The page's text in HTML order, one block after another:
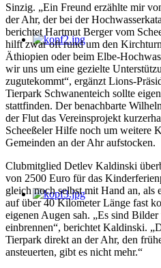
Sinzig. „Ein Freund erzählte mir
der Ahr, der bei der
berichtet Hartmut Berger vom
hilft zwar oft rund um den
Äthiopien oder beim Elbe-
wir uns um eine gezielte
zugutekommt“, ergänzt Lions-
Tierpark Schwanenteich sollte
stattfinden. Der benachbarte
der Flut das Vereinsprojekt
Scheeßeler Hilfe noch um weitere
Gemeinden an der Ahr aufstocken.
Clubmitglied Detlev Kaldinski
von 2500 Euro für das
gleich noch selbst mit Hand an, als
auf über 40 Kilometer Länge fast
eigenen Augen sah. „Es sind
einbrennen“, berichtet Kaldinski.
Tierpark direkt an der Ahr, den
ansteuerten, gibt es nicht mehr.“